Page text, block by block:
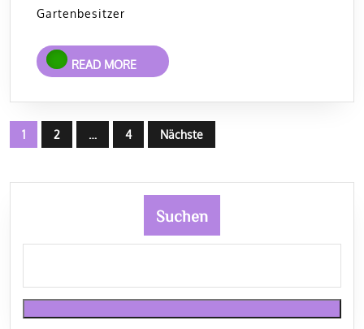
Gartenbesitzer
READ MORE
READ
MORE
Seitennummerierung
der
Beiträge
1 2 … 4 Nächste
Suchen